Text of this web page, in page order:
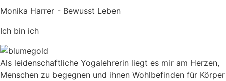
Monika Harrer - Bewusst Leben
Ich bin ich
Als leidenschaftliche Yogalehrerin liegt es mir am Herzen,
Menschen zu begegnen und ihnen Wohlbefinden für Körper